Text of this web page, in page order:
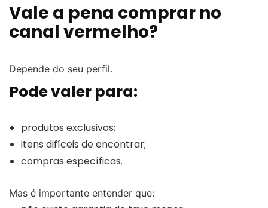
Vale a pena comprar no
canal vermelho?
Depende do seu perfil.
Pode valer para:
produtos exclusivos;
itens difíceis de encontrar;
compras específicas.
Mas é importante entender que: